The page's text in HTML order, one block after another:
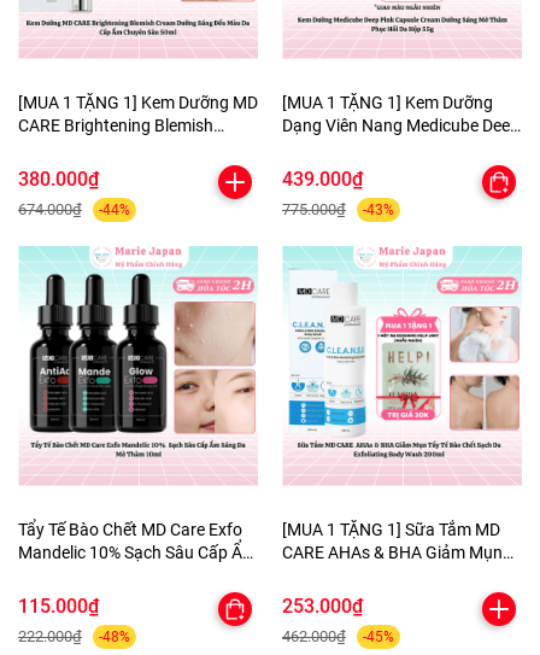
[MUA 1 TẶNG 1] Kem Dưỡng MD
CARE Brightening Blemish
Cấp Ẩm Chuyên Sâu 50ml-
TẶNG 1 MẶT NẠ BERGAMO
HELP JARY
380.000₫
674.000₫ -44%
[MUA 1 TẶNG 1] Kem Dưỡng
Dạng Viên Nang Medicube Deep
Sáng Mờ Thâm Phục Hồi Da
Hộp 55g - TẶNG MẶT NẠ MẮT
439.000₫
775.000₫ -43%
Tẩy Tế Bào Chết MD Care Exfo
Mandelic 10% Sạch Sâu Cấp Ẩm
115.000₫
222.000₫ -48%
[MUA 1 TẶNG 1] Sữa Tắm MD
CARE AHAs & BHA Giảm Mụn
Exfoliating Body Wash 200ml-
TẶNG 1 MẶT NẠ BERGAMO
HELP JARY
253.000₫
462.000₫ -45%